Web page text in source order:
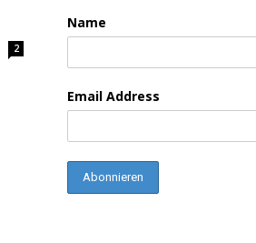
2
Name
Email Address